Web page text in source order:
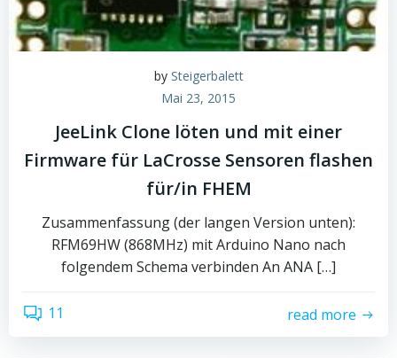
by Steigerbalett
Mai 23, 2015
JeeLink Clone löten und mit einer
Firmware für LaCrosse Sensoren flashen
für/in FHEM
Zusammenfassung (der langen Version unten):
RFM69HW (868MHz) mit Arduino Nano nach
folgendem Schema verbinden An ANA […]
11 read more